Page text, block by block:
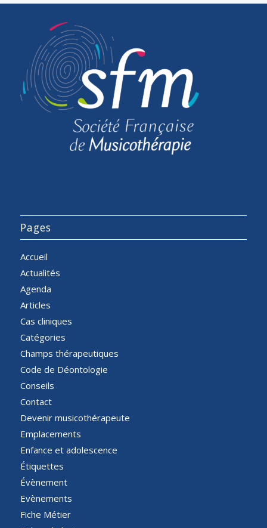
Pages
Accueil
Actualités
Agenda
Articles
Cas cliniques
Catégories
Champs thérapeutiques
Code de Déontologie
Conseils
Contact
Devenir musicothérapeute
Emplacements
Enfance et adolescence
Étiquettes
Évènement
Evènements
Fiche Métier